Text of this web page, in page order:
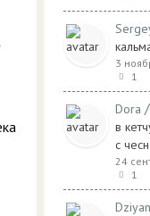
3
1
Dora /
в
с
24
1